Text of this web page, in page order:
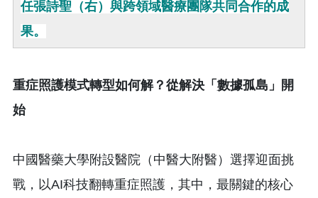
任張詩聖（右）與跨領域醫療團隊共同合作的成
果。
重症照護模式轉型如何解？從解決「數據孤島」開
始
中國醫藥大學附設醫院（中醫大附醫）選擇迎面挑
戰，以AI科技翻轉重症照護，其中，最關鍵的核心